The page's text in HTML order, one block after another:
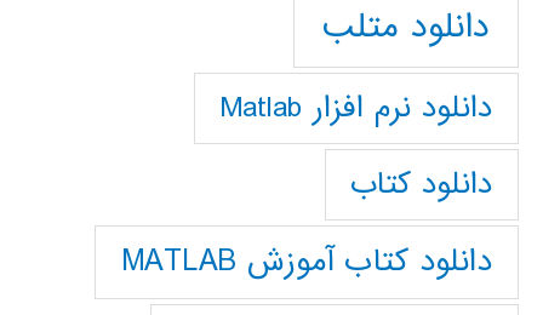
دانلود متلب
دانلود نرم افزار Matlab
دانلود کتاب
دانلود کتاب آموزش MATLAB